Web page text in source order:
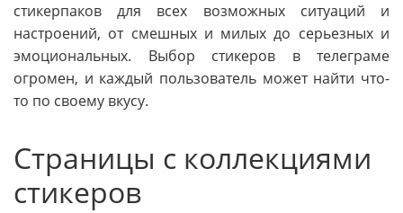
стикерпаков для всех возможных ситуаций и
настроений, от смешных и милых до серьезных и
эмоциональных. Выбор стикеров в телеграме
огромен, и каждый пользователь может найти что-
то по своему вкусу.
Страницы с коллекциями
стикеров